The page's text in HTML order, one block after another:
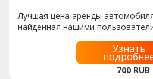
Лучшая цена аренды
найденная нашими
Узнать
700 RUB